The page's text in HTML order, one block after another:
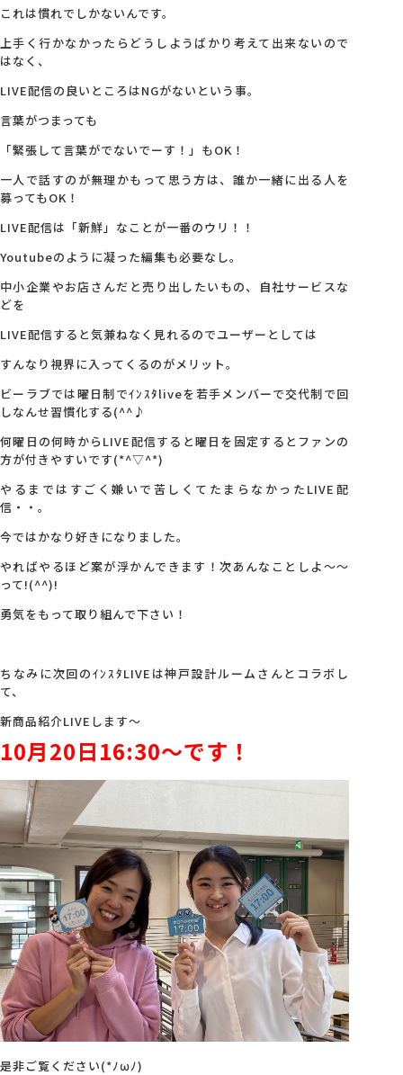
これは慣れでしかないんです。
上手く行かなかったらどうしようばかり考えて出来ないので
はなく、
LIVE配信の良いところはNGがないという事。
言葉がつまっても
「緊張して言葉がでないでーす！」もOK！
一人で話すのが無理かもって思う方は、誰か一緒に出る人を
募ってもOK！
LIVE配信は「新鮮」なことが一番のウリ！！
Youtubeのように凝った編集も必要なし。
中小企業やお店さんだと売り出したいもの、自社サービスな
どを
LIVE配信すると気兼ねなく見れるのでユーザーとしては
すんなり視界に入ってくるのがメリット。
ビーラブでは曜日制でｲﾝｽﾀliveを若手メンバーで交代制で回
しなんせ習慣化する(^^♪
何曜日の何時からLIVE配信すると曜日を固定するとファンの
方が付きやすいです(*^▽^*)
やるまではすごく嫌いで苦しくてたまらなかったLIVE配
信・・。
今ではかなり好きになりました。
やればやるほど案が浮かんできます！次あんなことしよ～～
って!(^^)!
勇気をもって取り組んで下さい！
ちなみに次回のｲﾝｽﾀLIVEは神戸設計ルームさんとコラボし
て、
新商品紹介LIVEします～
10月20日16:30～です！
是非ご覧ください(*ﾉωﾉ)